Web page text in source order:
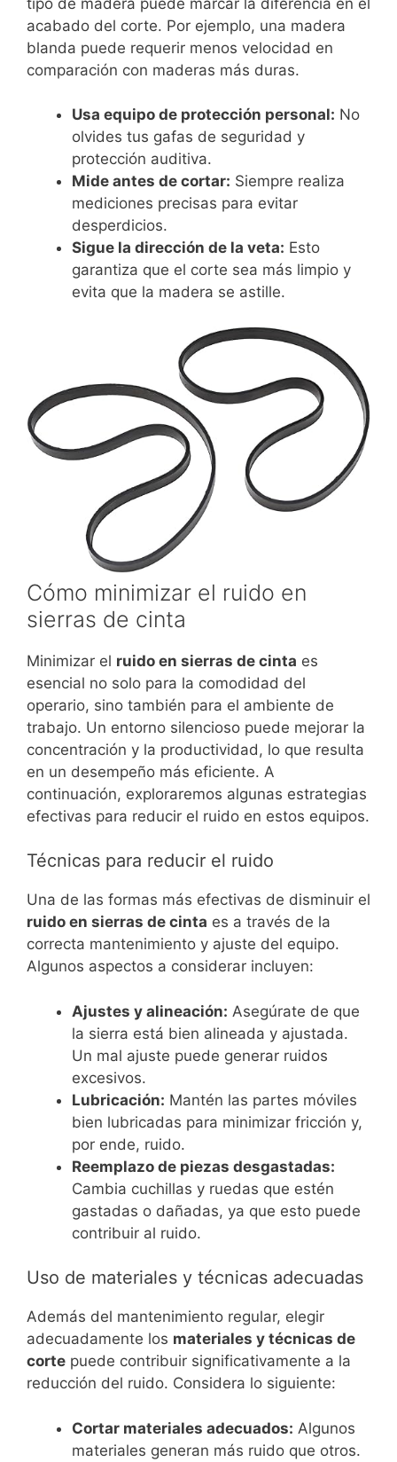
acabado del corte. Por ejemplo, una madera
blanda puede requerir menos velocidad en
comparación con maderas más duras.
Usa equipo de protección personal: No
olvides tus gafas de seguridad y
protección auditiva.
Mide antes de cortar: Siempre realiza
mediciones precisas para evitar
desperdicios.
Sigue la dirección de la veta: Esto
garantiza que el corte sea más limpio y
evita que la madera se astille.
Cómo minimizar el ruido en
sierras de cinta
Minimizar el ruido en sierras de cinta es
esencial no solo para la comodidad del
operario, sino también para el ambiente de
trabajo. Un entorno silencioso puede mejorar la
concentración y la productividad, lo que resulta
en un desempeño más eficiente. A
continuación, exploraremos algunas estrategias
efectivas para reducir el ruido en estos equipos.
Técnicas para reducir el ruido
Una de las formas más efectivas de disminuir el
ruido en sierras de cinta es a través de la
correcta mantenimiento y ajuste del equipo.
Algunos aspectos a considerar incluyen:
Ajustes y alineación: Asegúrate de que
la sierra está bien alineada y ajustada.
Un mal ajuste puede generar ruidos
excesivos.
Lubricación: Mantén las partes móviles
bien lubricadas para minimizar fricción y,
por ende, ruido.
Reemplazo de piezas desgastadas:
Cambia cuchillas y ruedas que estén
gastadas o dañadas, ya que esto puede
contribuir al ruido.
Uso de materiales y técnicas adecuadas
Además del mantenimiento regular, elegir
adecuadamente los materiales y técnicas de
corte puede contribuir significativamente a la
reducción del ruido. Considera lo siguiente:
Cortar materiales adecuados: Algunos
materiales generan más ruido que otros.